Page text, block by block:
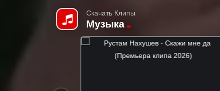
Скачать Клипы
Музыка